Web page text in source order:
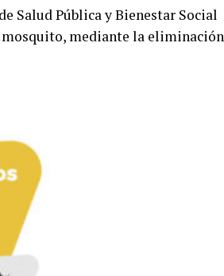
Salud Pública y Bienestar Social
mediante la eliminación